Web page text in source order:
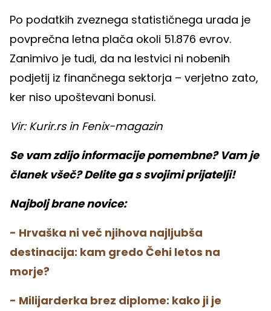
Po podatkih zveznega statističnega urada je
povprečna letna plača okoli 51.876 evrov.
Zanimivo je tudi, da na lestvici ni nobenih
podjetij iz finančnega sektorja – verjetno zato,
ker niso upoštevani bonusi.
Vir: Kurir.rs in Fenix-magazin
Se vam zdijo informacije pomembne? Vam je
članek všeč? Delite ga s svojimi prijatelji!
Najbolj brane novice:
- Hrvaška ni več njihova najljubša
destinacija: kam gredo Čehi letos na
morje?
- Milijarderka brez diplome: kako ji je